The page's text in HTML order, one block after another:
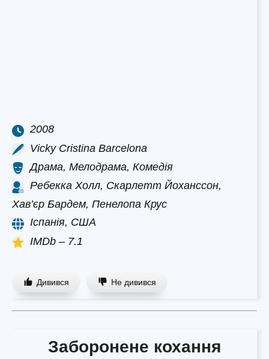
2008
Vicky Cristina Barcelona
Драма, Мелодрама, Комедія
Ребекка Холл, Скарлетт Йоханссон,
Хав’єр Бардем, Пенелопа Крус
Іспанія, США
IMDb – 7.1
Дивився Не дивився
Заборонене кохання